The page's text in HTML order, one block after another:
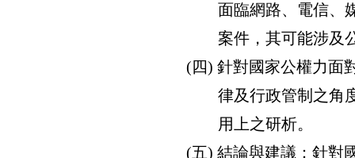
面臨網路、電信、媒
案件，其可能涉及
(四) 針對國家公權力面
律及行政管制之角度
用上之研析。
(五) 結論與建議：針對